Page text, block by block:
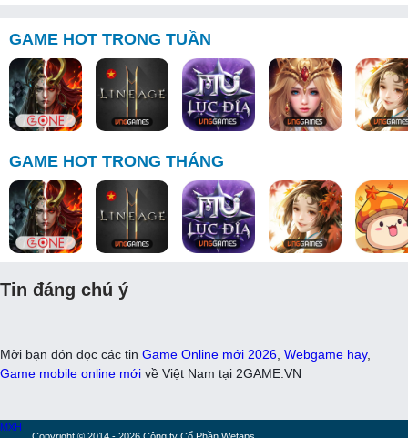
GAME HOT TRONG TUẦN
GAME HOT TRONG THÁNG
Tin đáng chú ý
Mời bạn đón đọc các tin Game Online mới 2026 Webgame hay,
Game mobile online mới về Việt Nam tại 2GAME.VN
MXH